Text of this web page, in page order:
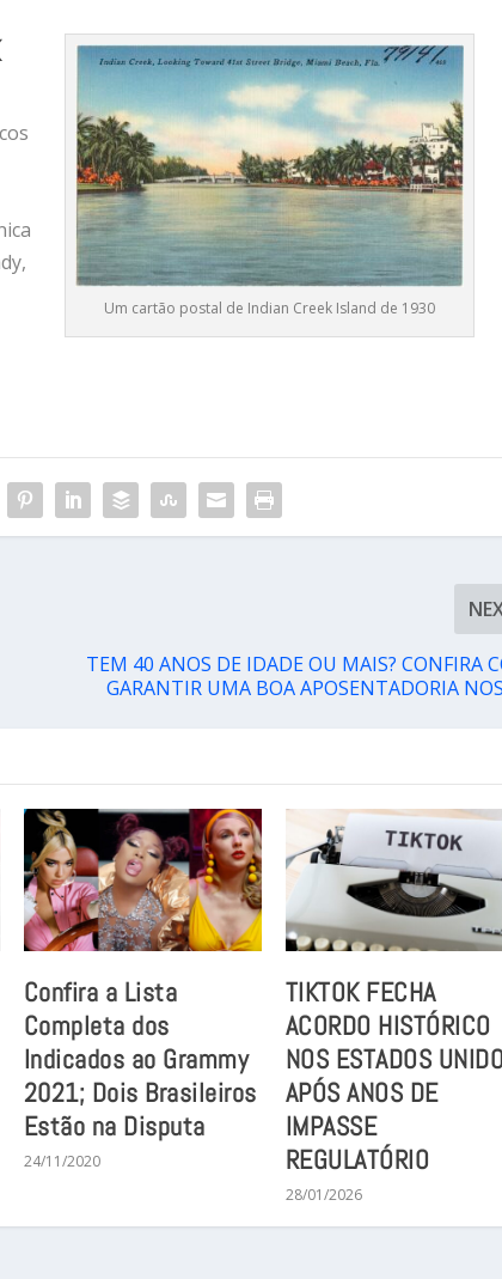
Um cartão postal de Indian Creek Island de 1930
TEM 40 ANOS DE IDADE OU MAIS? CONFIRA
GARANTIR UMA BOA APOSENTADORIA
Confira a Lista
Completa dos
Indicados ao Grammy
2021; Dois Brasileiros
Estão na Disputa
24/11/2020
TIKTOK FECHA
ACORDO HISTÓRICO
NOS ESTADOS
APÓS ANOS DE
IMPASSE
REGULATÓRIO
28/01/2026